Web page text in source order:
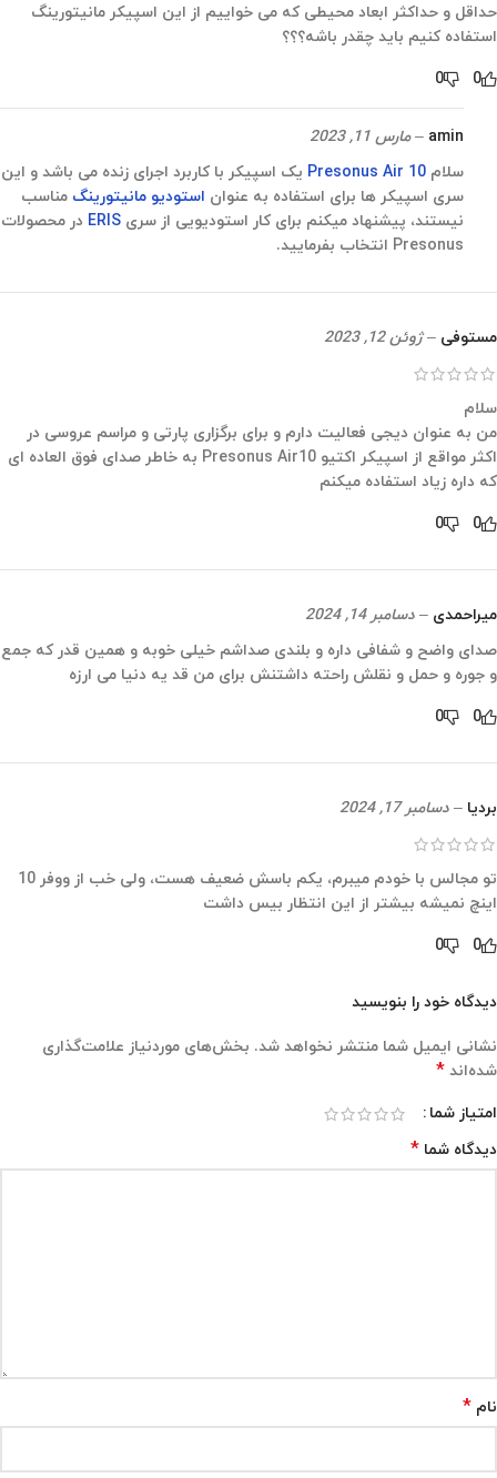
حداقل و حداکثر ابعاد محیطی که می خواییم از این اسپیکر مانیتورینگ
استفاده کنیم باید چقدر باشه؟؟؟
0
0
amin
– مارس 11, 2023
سلام Presonus Air 10 یک اسپیکر با کاربرد اجرای زنده می باشد و این
سری اسپیکر ها برای استفاده به عنوان استودیو مانیتورینگ مناسب
نیستند، پیشنهاد میکنم برای کار استودیویی از سری ERIS در محصولات
Presonus انتخاب بفرمایید.
مستوفی – ژوئن 12, 2023
سلام
من به عنوان دیجی فعالیت دارم و برای برگزاری پارتی و مراسم عروسی در
اکثر مواقع از اسپیکر اکتیو Presonus Air10 به خاطر صدای فوق العاده ای
که داره زیاد استفاده میکنم
0
0
میراحمدی – دسامبر 14, 2024
صدای واضح و شفافی داره و بلندی صداشم خیلی خوبه و همین قدر که جمع
و جوره و حمل و نقلش راحته داشتنش برای من قد یه دنیا می ارزه
0
0
بردیا – دسامبر 17, 2024
تو مجالس با خودم میبرم، یکم باسش ضعیف هست، ولی خب از ووفر 10
اینچ نمیشه بیشتر از این انتظار بیس داشت
0
0
دیدگاه خود را بنویسید
نشانی ایمیل شما منتشر نخواهد شد. بخش‌های موردنیاز علامت‌گذاری
شده‌اند *
امتیاز شما
دیدگاه شما *
نام *